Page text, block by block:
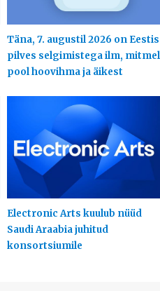
Täna, 7. augustil 2026 on Eestis
pilves selgimistega ilm, mitmel
pool hoovihma ja äikest
Electronic Arts kuulub nüüd
Saudi Araabia juhitud
konsortsiumile